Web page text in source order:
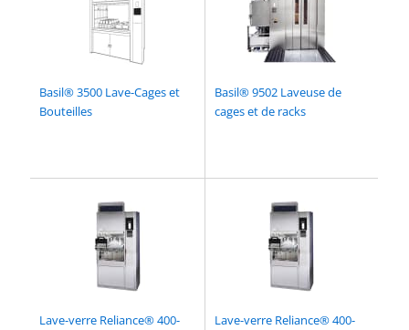
Basil® 3500 Lave-Cages et
Bouteilles
Basil® 9502 Laveuse de
cages et de racks
Lave-verre Reliance® 400-
Lave-verre Reliance® 400-